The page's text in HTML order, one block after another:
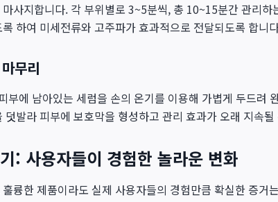
사지합니다. 각 부위별로 3~5분씩, 총 10~15분간 관리
하여 미세전류와 고주파가 효과적으로 전달되도록 합니
무리
부에 남아있는 세럼을 손의 온기를 이용해 가볍게 두드려
덧발라 피부에 보호막을 형성하고 관리 효과가 오래 지속
: 사용자들이 경험한 놀라운 변화
륭한 제품이라도 실제 사용자들의 경험만큼 확실한 증거